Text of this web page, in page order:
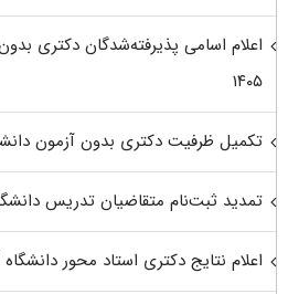
اعلام اسامی پذیرفته‌شدگان دکتری
۱۴۰۵
تکمیل ظرفیت دکتری بدون آزمون دانشگاه
تمدید ثبت‌نام متقاضیان تدریس دانشگاه
اعلام نتایج دکتری استاد محور دانشگاه